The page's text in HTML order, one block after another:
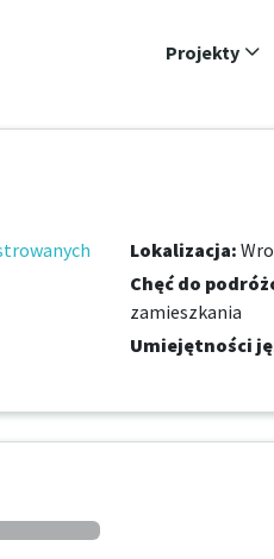
Projekty
Lokalizacja:
Chęć do
zamieszkania
Umiejętności